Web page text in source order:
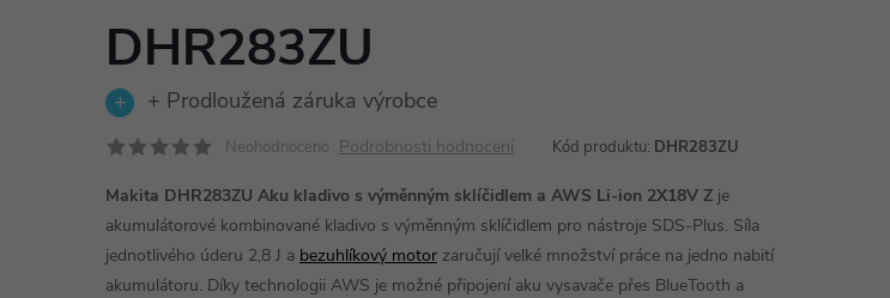
DHR283ZU
+ Prodloužená záruka výrobce
Neohodnoceno Podrobnosti hodnocení Kód produktu: DHR283ZU
Makita DHR283ZU Aku kladivo s výměnným sklíčidlem a AWS Li-ion 2X18V Z je
akumulátorové kombinované kladivo s výměnným sklíčidlem pro nástroje SDS-Plus. Síla
jednotlivého úderu 2,8 J a bezuhlíkový motor zaručují velké množství práce na jedno nabití
akumulátoru. Díky technologii AWS je možné připojení aku vysavače přes BlueTooth a